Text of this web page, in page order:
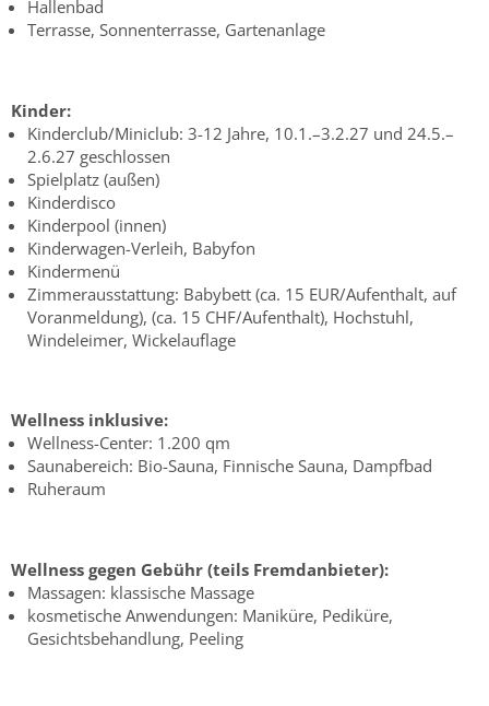
Hallenbad
Terrasse, Sonnenterrasse, Gartenanlage
Kinder:
Kinderclub/Miniclub: 3-12 Jahre, 10.1.–3.2.27 und 24.5.–
2.6.27 geschlossen
Spielplatz (außen)
Kinderdisco
Kinderpool (innen)
Kinderwagen-Verleih, Babyfon
Kindermenü
Zimmerausstattung: Babybett (ca. 15 EUR/Aufenthalt, auf
Voranmeldung), (ca. 15 CHF/Aufenthalt), Hochstuhl,
Windeleimer, Wickelauflage
Wellness inklusive:
Wellness-Center: 1.200 qm
Saunabereich: Bio-Sauna, Finnische Sauna, Dampfbad
Ruheraum
Wellness gegen Gebühr (teils Fremdanbieter):
Massagen: klassische Massage
kosmetische Anwendungen: Maniküre, Pediküre,
Gesichtsbehandlung, Peeling